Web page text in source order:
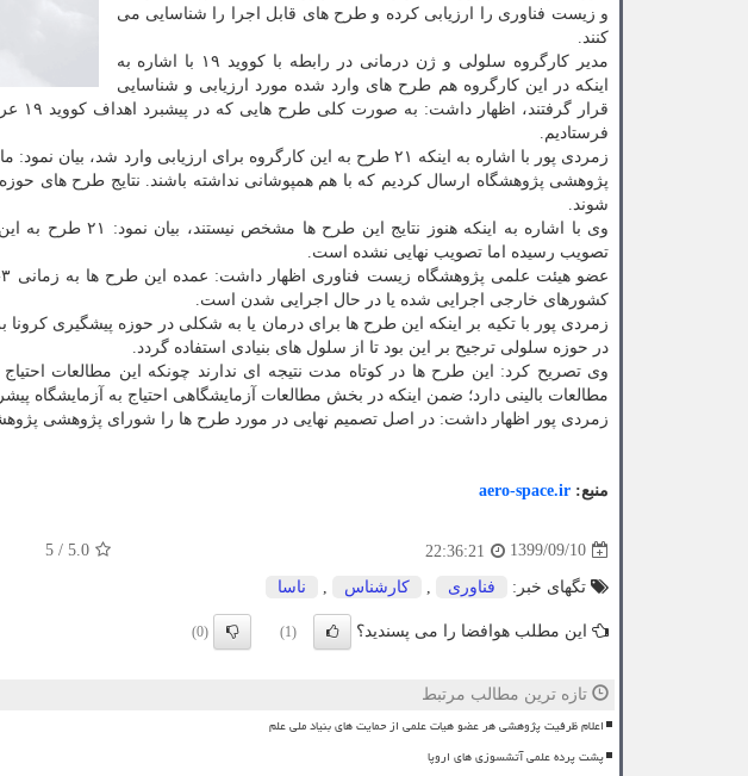
و زیست فناوری را ارزیابی کرده و طرح های قابل اجرا را شناسایی می
کنند.
مدیر کارگروه سلولی و ژن درمانی در رابطه با کووید ۱۹ با اشاره به
اینکه در این کارگروه هم طرح های وارد شده مورد ارزیابی و شناسایی
فرستادیم.
زمردی پور با اشاره به اینکه ۲۱ طرح به این کارگروه برای ارزیابی
پژوهشی پژوهشگاه ارسال کردیم که با هم همپوشانی نداشته باشند. نتایج طرح های
شوند.
تصویب رسیده اما تصویب نهایی نشده است.
کشورهای خارجی اجرایی شده یا در حال اجرایی شدن است.
زمردی پور با تکیه بر اینکه این طرح ها برای درمان یا به شکلی در حوزه پیشگیری
در حوزه سلولی ترجیح بر این بود تا از سلول های بنیادی استفاده گردد.
وی تصریح کرد: این طرح ها در کوتاه مدت نتیجه ای ندارند چونکه این مطالعات
مطالعات بالینی دارد؛ ضمن اینکه در بخش مطالعات آزمایشگاهی احتیاج به آزمایشگاه
زمردی پور اظهار داشت: در اصل تصمیم نهایی در مورد طرح ها را شورای پژوهشی
منبع: aero-space.ir
1399/09/10
22:36:21
5.0
/
5
تگهای خبر: فناوری كارشناس ناسا
این مطلب هوافضا را می پسندید؟ (1)
(0)
تازه ترین مطالب مرتبط
اعلام ظرفیت پژوهشی هر عضو هیات علمی از حمایت های بنیاد ملی علم
پشت پرده علمی آتشسوزی های اروپا